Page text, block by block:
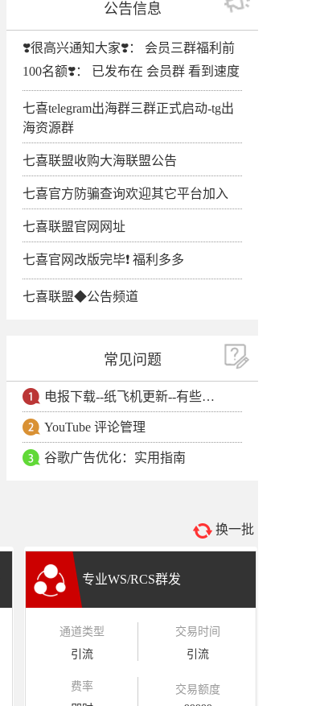
公告信息
❣️很高兴通知大家❣️： 会员三群福利前
100名额❣️： 已发布在 会员群 看到速度
七喜telegram出海群三群正式启动-tg出
海资源群
七喜联盟收购大海联盟公告
七喜官方防骗查询欢迎其它平台加入
七喜联盟官网网址
七喜官网改版完毕❗️ 福利多多
七喜联盟◆公告频道
常见问题
电报下载--纸飞机更新--有些用户安卓手机无法更新电报软件
YouTube 评论管理
谷歌广告优化：实用指南
换一批
专业WS/RCS群发
通道类型
引流
交易时间
引流
费率
交易额度